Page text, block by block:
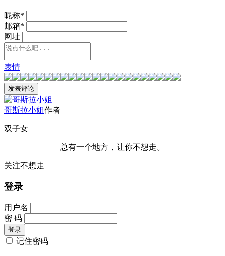
昵称*
邮箱*
网址
表情
哥斯拉小姐作者
双子女
总有一个地方，让你不想走。
关注不想走
登录
用户名
密 码
记住密码